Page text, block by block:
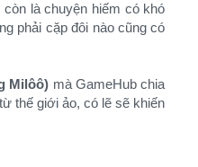
là chuyện hiếm có khó
phải cặp đôi nào cũng có
Milôô) mà GameHub chia
thế giới ảo, có lẽ sẽ khiến